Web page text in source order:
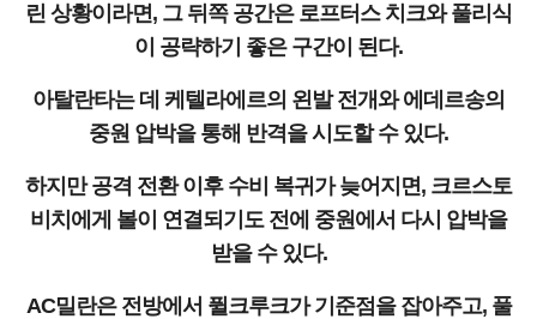
린 상황이라면, 그 뒤쪽 공간은 로프터스 치크와 풀리식
이 공략하기 좋은 구간이 된다.
아탈란타는 데 케텔라에르의 왼발 전개와 에데르송의
중원 압박을 통해 반격을 시도할 수 있다.
하지만 공격 전환 이후 수비 복귀가 늦어지면, 크르스토
비치에게 볼이 연결되기도 전에 중원에서 다시 압박을
받을 수 있다.
AC밀란은 전방에서 퓔크루크가 기준점을 잡아주고, 풀